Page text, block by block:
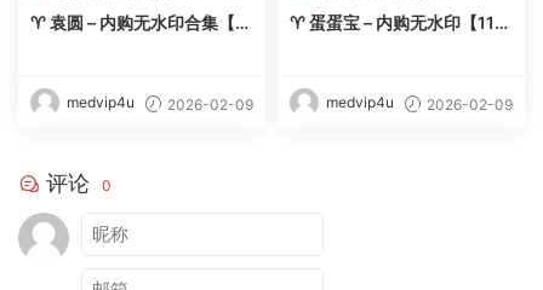
♈ 袁圆 – 内购无水印合集【11
medvip4u 2026-02-09
♈ 蛋蛋宝 – 内购无水印【11
medvip4u 2026-02-09
评论 0